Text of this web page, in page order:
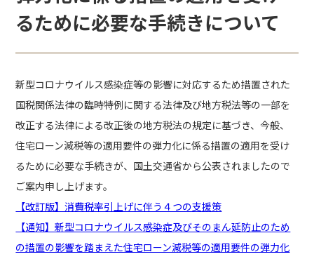
るために必要な手続きについて
新型コロナウイルス感染症等の影響に対応するため措置された
国税関係法律の臨時特例に関する法律及び地方税法等の一部を
改正する法律による改正後の地方税法の規定に基づき、今般、
住宅ローン減税等の適用要件の弾力化に係る措置の適用を受け
るために必要な手続きが、国土交通省から公表されましたので
ご案内申し上げます。
【改訂版】消費税率引上げに伴う４つの支援策
【通知】新型コロナウイルス感染症及びそのまん延防止のため
の措置の影響を踏まえた住宅ローン減税等の適用要件の弾力化